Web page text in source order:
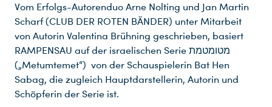
Vom Erfolgs-Autorenduo Arne Nolting und Jan Martin
Scharf (CLUB DER ROTEN BÄNDER) unter Mitarbeit
von Autorin Valentina Brühning geschrieben, basiert
RAMPENSAU auf der israelischen Serie מטומטמת
(„Metumtemet“) von der Schauspielerin Bat Hen
Sabag, die zugleich Hauptdarstellerin, Autorin und
Schöpferin der Serie ist.